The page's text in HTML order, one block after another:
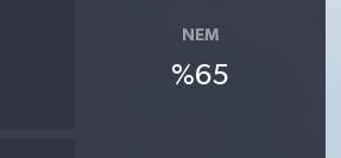
NEM
%65